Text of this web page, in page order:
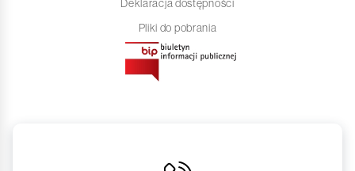
Deklaracja dostępności
Pliki do pobrania